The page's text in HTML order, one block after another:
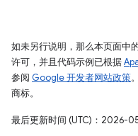
如未另行说明，那么本页面中
许可，并且代码示例已根据
参阅 Google 开发者网站政策
商标。
最后更新时间 (UTC)：2026-